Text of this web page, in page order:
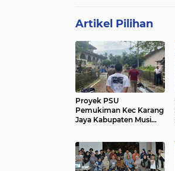
Artikel Pilihan
Proyek PSU
Pemukiman Kec Karang
Jaya Kabupaten Musi